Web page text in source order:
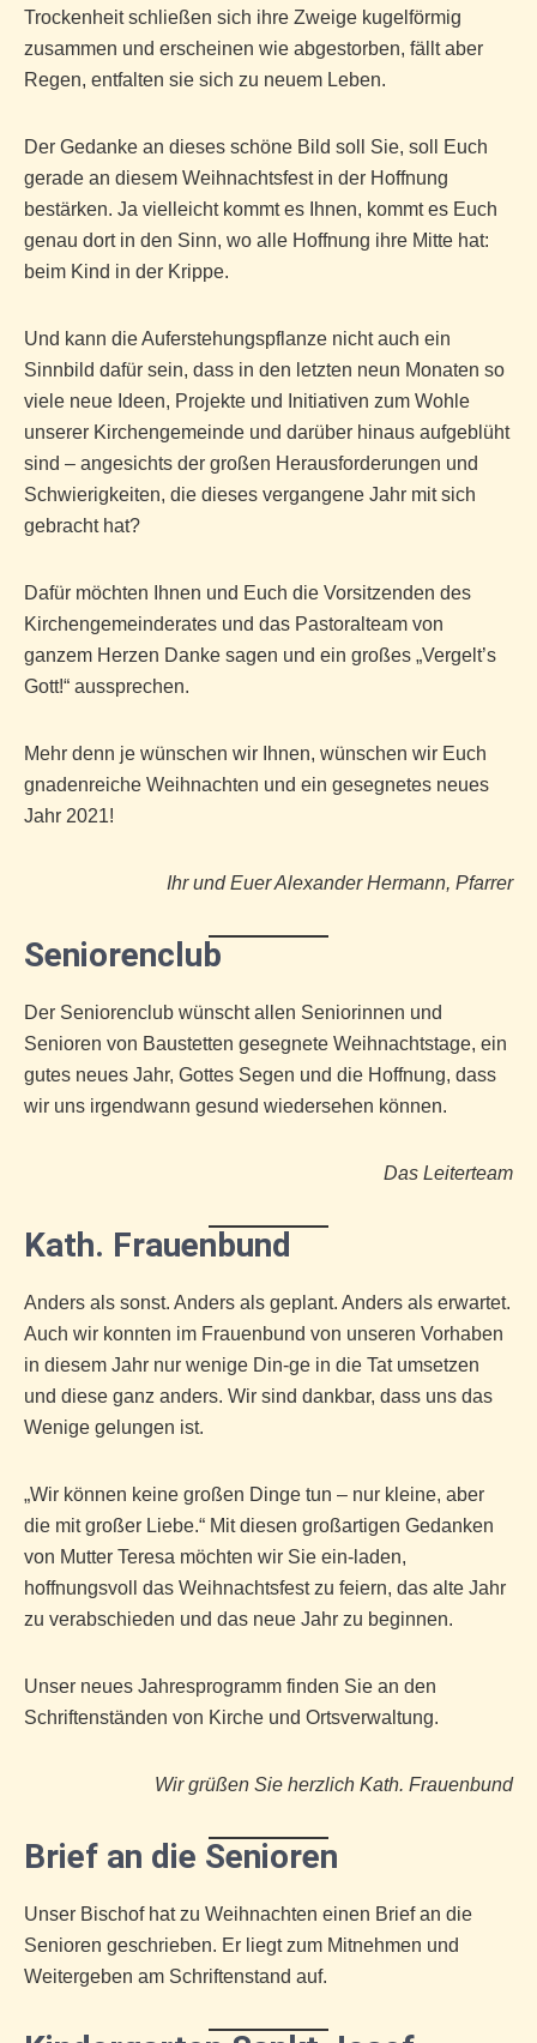
Trockenheit schließen sich ihre Zweige kugelförmig
zusammen und erscheinen wie abgestorben, fällt aber
Regen, entfalten sie sich zu neuem Leben.
Der Gedanke an dieses schöne Bild soll Sie, soll Euch
gerade an diesem Weihnachtsfest in der Hoffnung
bestärken. Ja vielleicht kommt es Ihnen, kommt es Euch
genau dort in den Sinn, wo alle Hoffnung ihre Mitte hat:
beim Kind in der Krippe.
Und kann die Auferstehungspflanze nicht auch ein
Sinnbild dafür sein, dass in den letzten neun Monaten so
viele neue Ideen, Projekte und Initiativen zum Wohle
unserer Kirchengemeinde und darüber hinaus aufgeblüht
sind – angesichts der großen Herausforderungen und
Schwierigkeiten, die dieses vergangene Jahr mit sich
gebracht hat?
Dafür möchten Ihnen und Euch die Vorsitzenden des
Kirchengemeinderates und das Pastoralteam von
ganzem Herzen Danke sagen und ein großes „Vergelt’s
Gott!“ aussprechen.
Mehr denn je wünschen wir Ihnen, wünschen wir Euch
gnadenreiche Weihnachten und ein gesegnetes neues
Jahr 2021!
Ihr und Euer Alexander Hermann, Pfarrer
Seniorenclub
Der Seniorenclub wünscht allen Seniorinnen und
Senioren von Baustetten gesegnete Weihnachtstage, ein
gutes neues Jahr, Gottes Segen und die Hoffnung, dass
wir uns irgendwann gesund wiedersehen können.
Das Leiterteam
Kath. Frauenbund
Anders als sonst. Anders als geplant. Anders als erwartet.
Auch wir konnten im Frauenbund von unseren Vorhaben
in diesem Jahr nur wenige Din-ge in die Tat umsetzen
und diese ganz anders. Wir sind dankbar, dass uns das
Wenige gelungen ist.
„Wir können keine großen Dinge tun – nur kleine, aber
die mit großer Liebe.“ Mit diesen großartigen Gedanken
von Mutter Teresa möchten wir Sie ein-laden,
hoffnungsvoll das Weihnachtsfest zu feiern, das alte Jahr
zu verabschieden und das neue Jahr zu beginnen.
Unser neues Jahresprogramm finden Sie an den
Schriftenständen von Kirche und Ortsverwaltung.
Wir grüßen Sie herzlich Kath. Frauenbund
Brief an die Senioren
Unser Bischof hat zu Weihnachten einen Brief an die
Senioren geschrieben. Er liegt zum Mitnehmen und
Weitergeben am Schriftenstand auf.